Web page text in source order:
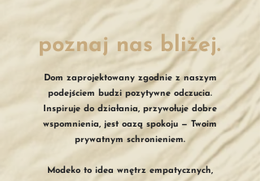
Dom zaprojektowany zgodnie z naszym
podejściem budzi pozytywne odczucia.
Inspiruje do działania, przywołuje dobre
wspomnienia, jest oazą spokoju — Twoim
prywatnym schronieniem.
Modeko to idea wnętrz empatycznych,
poznaj nas bliżej.